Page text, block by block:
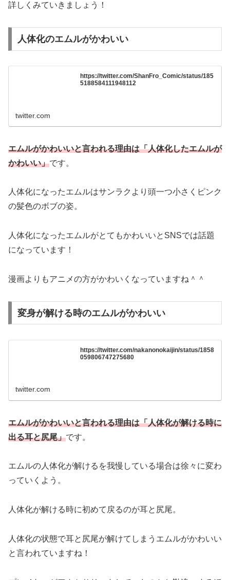
詳しくみていきましょう！
人体化のエムルがかわいい
https://twitter.com/ShanFro_Comic/status/185
5188584111948112
twitter.com
エムルがかわいいと言われる理由は「人体化したエムルが
かわいい」です。
人体化になったエムルはサンラクより頭一つ小さくピンク
の髪色のボブの姿。
人体化になったエムルがとてもかわいいとSNSでは話題
になっています！
漫画よりもアニメの方がかわいくなっていますね＾＾
変身が解ける時のエムルがかわいい
https://twitter.com/nakanonokaijin/status/1858
059806747275680
twitter.com
エムルがかわいいと言われる理由は「人体化が解ける時に
出る耳と尻尾」です。
エムルの人体化が解けるを我慢している場合は徐々に変わ
っていくよう。
人体化が解ける時に初めて戻るのが耳と尻尾。
人体化の状態で耳と尻尾が解けてしまうエムルがかわいい
と言われていますね！